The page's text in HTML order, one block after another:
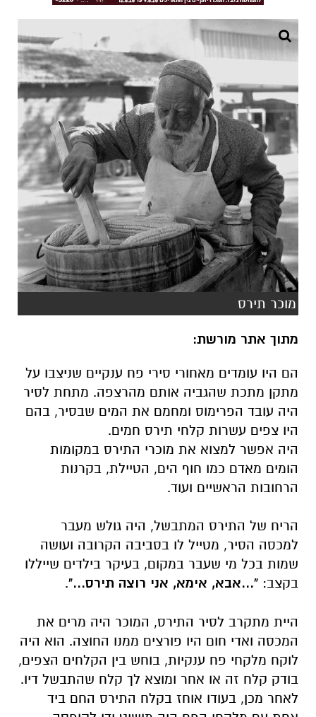
מוכר תירס
מתוך אתר מורשת:
הם היו עומדים מאחורי סירי פח ענקיים שניצבו על
מתקן מתכת שהגביה אותם מהרצפה. מתחת לסיר
היה עובד הפרימוס ומחמם את המים שבסיר, בהם
היו צפים עשרות קלחי תירס חמים.
היה אפשר למצוא את מוכרי התירס במקומות
הומים מאדם כמו חוף הים, הטיילת, בקרנות
הרחובות הראשיים ועוד.
הריח של התירס המתבשל, היה גולש מעבר
למכסה הסיר, מטייל לו בסביבה הקרובה ועושה
שמות בכל מי שעבר במקום, בעיקר בילדים שייללו
בקצב: "...אבא, אימא, אני רוצה תירס...".
היית מתקרב לסיר התירס, המוכר היה מרים את
המכסה ואדי חום היו פורצים ממנו החוצה. הוא היה
לוקח מלקחי פח ענקיות, בוחש בין הקלחים הצפים,
בודק קלח זה או אחר ומוצא לך קלח שהתבשל דיו.
לאחר מכן, בעודו אוחז בקלח התירס החם ביד